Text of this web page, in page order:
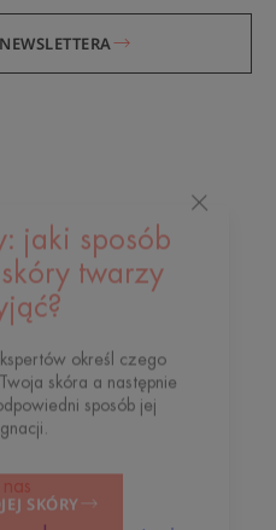
jaki sposób
twarzy
określ czego
skóra a następnie
sposób jej